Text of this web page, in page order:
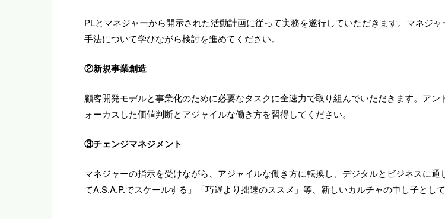
PLとマネジャーから開示された活動計画に従って実務を遂行していただきます。マネジ
手法について学びながら検討を進めてください。
②新規事業創造
顧客開発モデルと事業化のために必要なタスクに全速力で取り組んでいただきます。ア
ォーカスした価値判断とアジャイルな働き方を習得してください。
③チェンジマネジメント
マネジャーの指示を受けながら、アジャイルな働き方に転換し、デジタルとビジネスに
てA.S.A.P.でスケールする」「巧遅より拙速のススメ」等、新しいカルチャの申し子とし